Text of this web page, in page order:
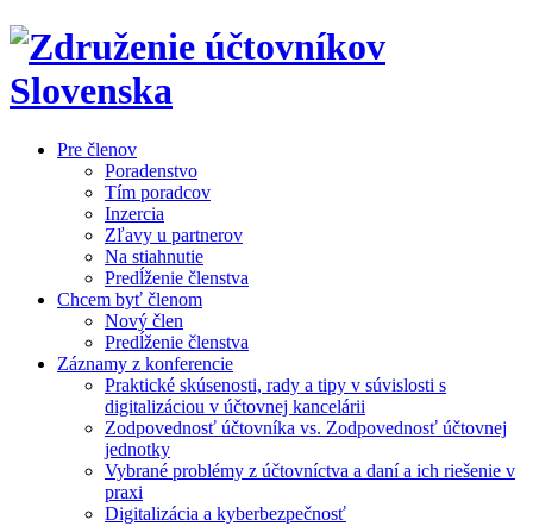
Pre členov
Poradenstvo
Tím poradcov
Inzercia
Zľavy u partnerov
Na stiahnutie
Predĺženie členstva
Chcem byť členom
Nový člen
Predĺženie členstva
Záznamy z konferencie
Praktické skúsenosti, rady a tipy v súvislosti s
digitalizáciou v účtovnej kancelárii
Zodpovednosť účtovníka vs. Zodpovednosť účtovnej
jednotky
Vybrané problémy z účtovníctva a daní a ich riešenie v
praxi
Digitalizácia a kyberbezpečnosť